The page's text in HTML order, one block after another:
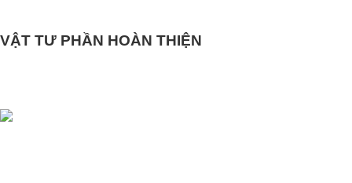
VẬT TƯ PHẦN HOÀN THIỆN